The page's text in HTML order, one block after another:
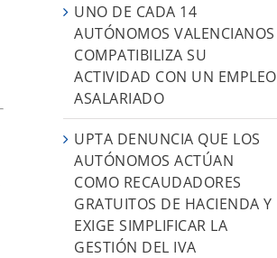
UNO DE CADA 14
AUTÓNOMOS VALENCIANOS
COMPATIBILIZA SU
ACTIVIDAD CON UN EMPLEO
ASALARIADO
UPTA DENUNCIA QUE LOS
AUTÓNOMOS ACTÚAN
COMO RECAUDADORES
GRATUITOS DE HACIENDA Y
EXIGE SIMPLIFICAR LA
GESTIÓN DEL IVA